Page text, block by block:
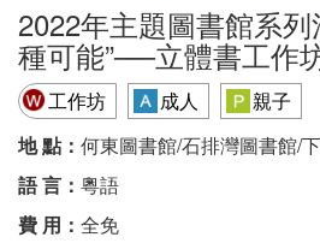
2022年主題圖書館系列
種可能”──立體書工作
工作坊 成人
親子
地 點： 何東圖書館/石排灣圖書館/
語 言： 粵語
費 用： 全免